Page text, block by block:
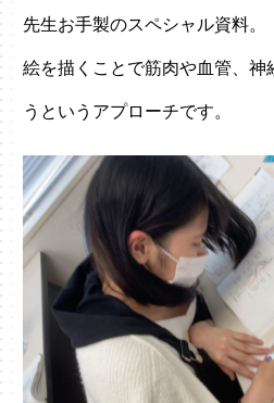
先生お手製のスペシャル資料。
絵を描くことで筋肉や血管、神
うというアプローチです。